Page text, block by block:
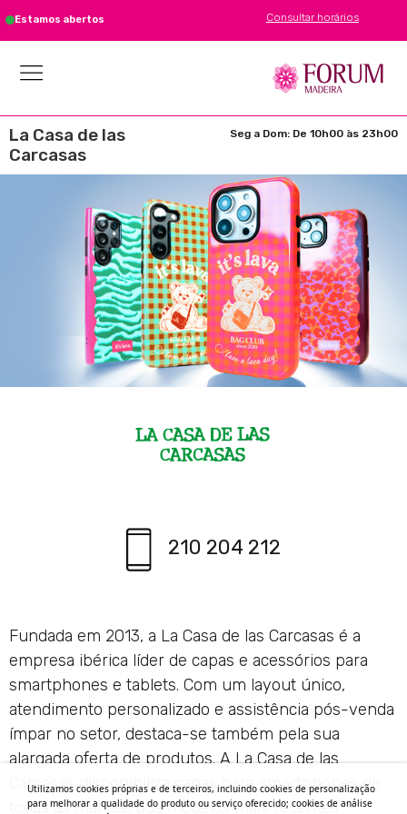
Estamos abertos Consultar horários
La Casa de las
Carcasas
Seg a Dom: De 10h00 às 23h00
210 204 212
Fundada em 2013, a La Casa de las Carcasas é a
empresa ibérica líder de capas e acessórios para
smartphones e tablets. Com um layout único,
atendimento personalizado e assistência pós-venda
ímpar no setor, destaca-se também pela sua
alargada oferta de produtos. A La Casa de las
Carcasas disponibiliza capas para smartphones de
todas as marcas, dos modelos mais recentes
Utilizamos cookies próprias e de terceiros, incluindo cookies de personalização
para melhorar a qualidade do produto ou serviço oferecido; cookies de análise